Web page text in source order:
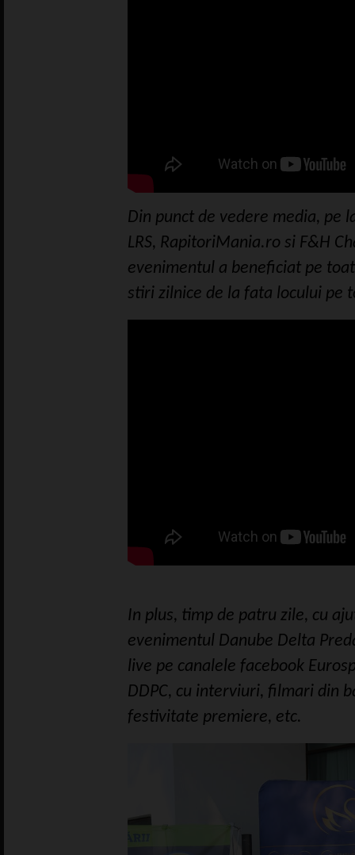
Din punct de vedere media, pe
LRS, RapitoriMania.ro si F&H
evenimentul a beneficiat pe
stiri zilnice de la fata locului pe
In plus, timp de patru zile, cu
evenimentul Danube Delta
live pe canalele facebook
DDPC, cu interviuri, filmari din
festivitate premiere, etc.